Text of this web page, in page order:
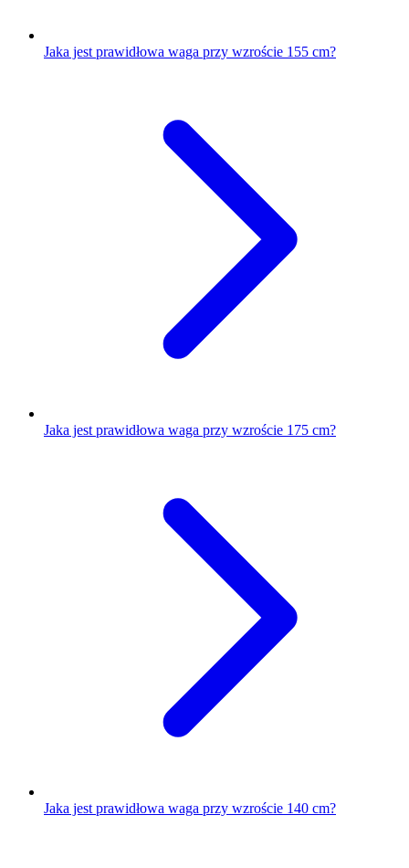
Jaka jest prawidłowa waga przy wzroście 155 cm?
Jaka jest prawidłowa waga przy wzroście 175 cm?
Jaka jest prawidłowa waga przy wzroście 140 cm?